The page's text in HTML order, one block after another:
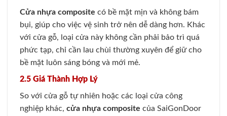
Cửa nhựa composite có bề mặt mịn và không bám
bụi, giúp cho việc vệ sinh trở nên dễ dàng hơn. Khác
với cửa gỗ, loại cửa này không cần phải bảo trì quá
phức tạp, chỉ cần lau chùi thường xuyên để giữ cho
bề mặt luôn sáng bóng và mới mẻ.
2.5 Giá Thành Hợp Lý
So với cửa gỗ tự nhiên hoặc các loại cửa công
nghiệp khác, cửa nhựa composite của SaiGonDoor